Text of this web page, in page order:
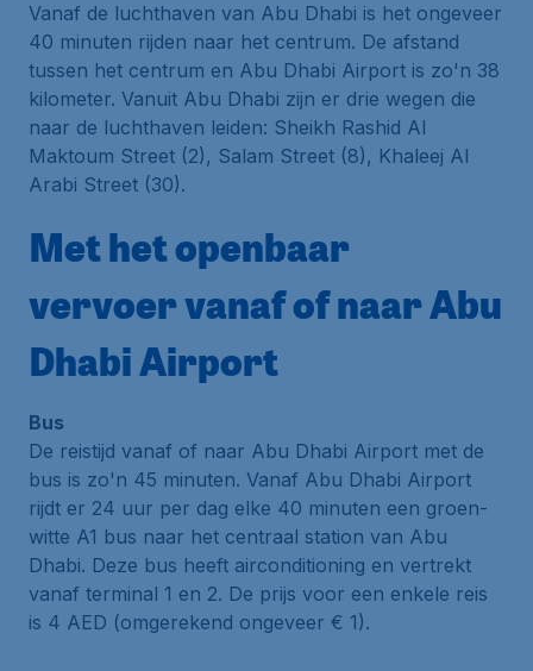
Vanaf de luchthaven van Abu Dhabi is het ongeveer
40 minuten rijden naar het centrum. De afstand
tussen het centrum en Abu Dhabi Airport is zo'n 38
kilometer. Vanuit Abu Dhabi zijn er drie wegen die
naar de luchthaven leiden: Sheikh Rashid Al
Maktoum Street (2), Salam Street (8), Khaleej Al
Arabi Street (30).
Met het openbaar
vervoer vanaf of naar Abu
Dhabi Airport
Bus
De reistijd vanaf of naar Abu Dhabi Airport met de
bus is zo'n 45 minuten. Vanaf Abu Dhabi Airport
rijdt er 24 uur per dag elke 40 minuten een groen-
witte A1 bus naar het centraal station van Abu
Dhabi. Deze bus heeft airconditioning en vertrekt
vanaf terminal 1 en 2. De prijs voor een enkele reis
is 4 AED (omgerekend ongeveer € 1).